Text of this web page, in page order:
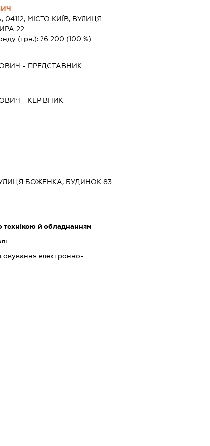
04112, МІСТО КИЇВ, ВУЛИЦЯ
22
(грн.): 26 200 (100 %)
- ПРЕДСТАВНИК
- КЕРІВНИК
БОЖЕНКА, БУДИНОК 83
технікою й обладнанням
електронно-